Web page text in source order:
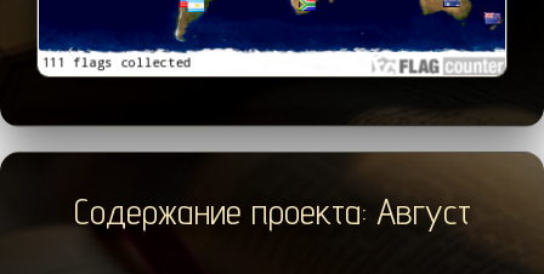
Содержание проекта: Август